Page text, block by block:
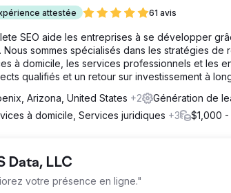
attestée 61 avis
SEO aide les entreprises à se développer
Nous sommes spécialisés dans les stratégies
à domicile, les services professionnels et les
qualifiés et un retour sur investissement à
Arizona, United States +2 Génération de
à domicile, Services juridiques +3 $1,000
Data, LLC
votre présence en ligne."